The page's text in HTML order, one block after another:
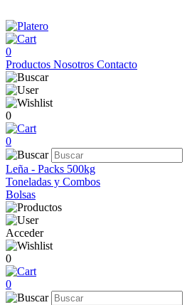
0
Productos Nosotros Contacto
0
0
Leña - Packs 500kg
Toneladas y Combos
Bolsas
Acceder
0
0